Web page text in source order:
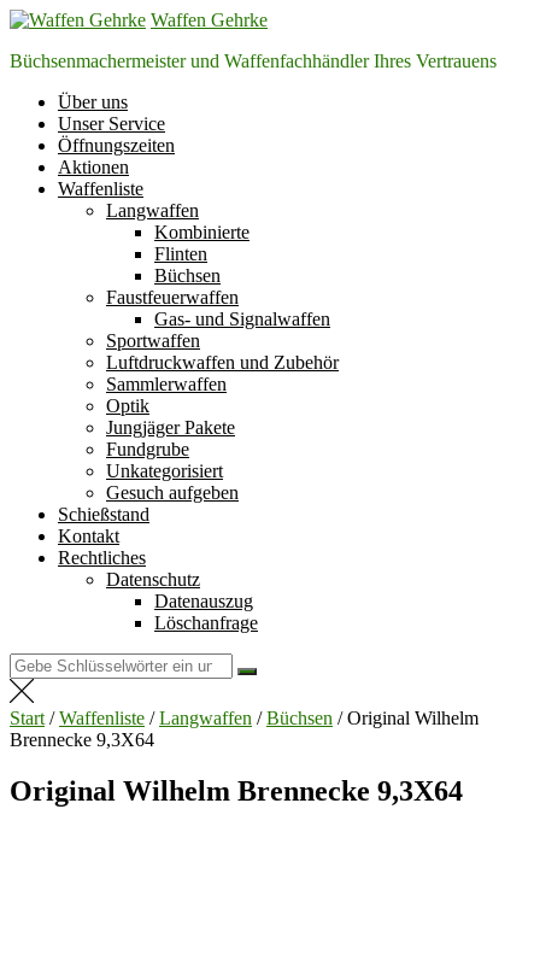
Zum
springen
Waffen Gehrke
Büchsenmachermeister und Waffenfachhändler Ihres Vertrauens
Über uns
Unser Service
Öffnungszeiten
Aktionen
Waffenliste
Langwaffen
Kombinierte
Flinten
Büchsen
Faustfeuerwaffen
Gas- und Signalwaffen
Sportwaffen
Luftdruckwaffen und Zubehör
Sammlerwaffen
Optik
Jungjäger Pakete
Fundgrube
Unkategorisiert
Gesuch aufgeben
Schießstand
Kontakt
Rechtliches
Datenschutz
Datenauszug
Löschanfrage
Suchen
nach:
Start /Waffenliste /Langwaffen /Büchsen / Original Wilhelm
Brennecke 9,3X64
Original Wilhelm Brennecke 9,3X64